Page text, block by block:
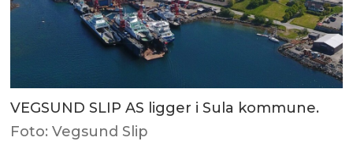
VEGSUND SLIP AS ligger i Sula kommune.
Foto: Vegsund Slip